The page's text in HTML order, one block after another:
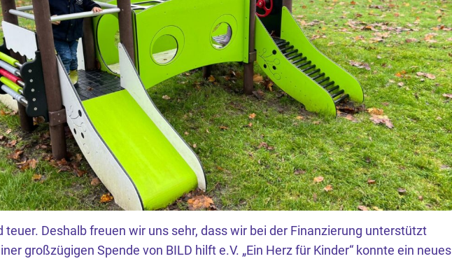
teuer. Deshalb freuen wir uns sehr, dass wir bei der Finanzierung unterstützt
großzügigen Spende von BILD hilft e.V. „Ein Herz für Kinder“ konnte ein neues